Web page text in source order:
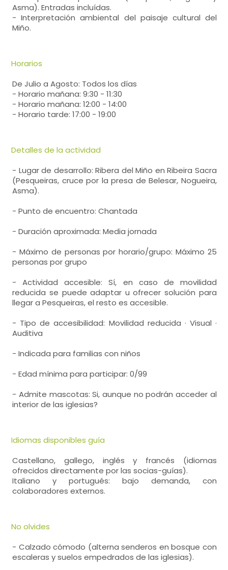
Asma). Entradas incluídas.
- Interpretación ambiental del paisaje cultural del
Miño.
Horarios
De Julio a Agosto: Todos los días
- Horario mañana: 9:30 - 11:30
- Horario mañana: 12:00 - 14:00
- Horario tarde: 17:00 - 19:00
Detalles de la actividad
- Lugar de desarrollo: Ribera del Miño en Ribeira Sacra
(Pesqueiras, cruce por la presa de Belesar, Nogueira,
Asma).
- Punto de encuentro: Chantada
- Duración aproximada: Media jornada
- Máximo de personas por horario/grupo: Máximo 25
personas por grupo
- Actividad accesible: Sí, en caso de movilidad
reducida se puede adaptar u ofrecer solución para
llegar a Pesqueiras, el resto es accesible.
- Tipo de accesibilidad: Movilidad reducida · Visual ·
Auditiva
- Indicada para familias con niños
- Edad mínima para participar: 0/99
- Admite mascotas: Si, aunque no podrán acceder al
interior de las iglesias?
Idiomas disponibles guía
Castellano, gallego, inglés y francés (idiomas
ofrecidos directamente por las socias-guías).
Italiano y portugués: bajo demanda, con
colaboradores externos.
No olvides
- Calzado cómodo (alterna senderos en bosque con
escaleras y suelos empedrados de las iglesias).